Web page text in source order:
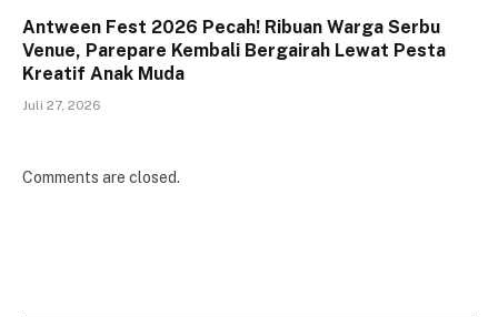
Antween Fest 2026 Pecah! Ribuan Warga Serbu
Venue, Parepare Kembali Bergairah Lewat Pesta
Kreatif Anak Muda
Juli 27, 2026
Comments are closed.